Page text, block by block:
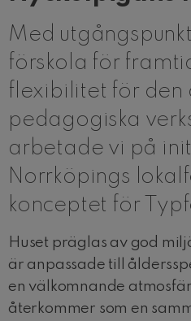
Med
förskola för
flexibilitet för den
pedagogiska
arbetade vi på
Norrköpings
konceptet för
Huset präglas av god
är anpassade till
en välkomnande
återkommer som en